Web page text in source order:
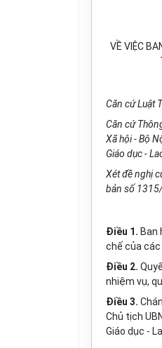
VỀ VIỆC
Căn cứ Luật
Căn cứ
Xã hội - Bộ
Giáo dục -
Xét đề nghị
bản số
Điều 1. Ban
chế của các
Điều 2.
nhiệm vụ,
Điều 3.
Chủ tịch
Giáo dục -